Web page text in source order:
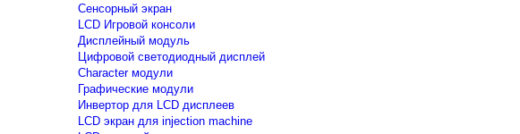
Сенсорный экран
LCD Игровой консоли
Дисплейный модуль
Цифровой светодиодный дисплей
Сharacter модули
Графические модули
Инвертор для LCD дисплеев
LCD экран для injection machine